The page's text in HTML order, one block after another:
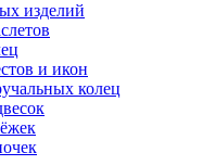
изделий
и икон
колец